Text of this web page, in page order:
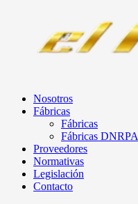
Nosotros
Fábricas
Fábricas
Fábricas DNRPA
Proveedores
Normativas
Legislación
Contacto